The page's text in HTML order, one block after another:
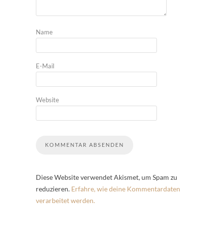
Name
E-Mail
Website
Diese Website verwendet Akismet, um Spam zu
reduzieren. Erfahre, wie deine Kommentardaten
verarbeitet werden.